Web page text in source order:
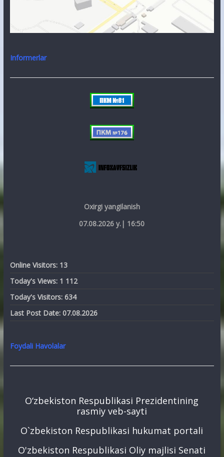
Informerlar
Oxirgi yangilanish
07.08.2026 y.| 16:50
Online Visitors: 13
Today's Views: 1 112
Today's Visitors: 634
Last Post Date: 07.08.2026
Foydali Havolalar
O‘zbekiston Respublikasi Prezidentining
rasmiy veb-sayti
O`zbekiston Respublikasi hukumat portali
O'zbekiston Respublikasi Oliy majlisi Senati